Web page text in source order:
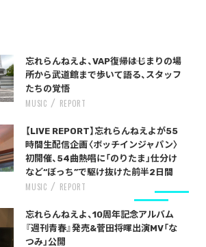
忘れらんねえよ、VAP復帰――はじまりの場
所から武道館まで歩いて語る、スタッフ
たちの覚悟
MUSIC REPORT
【LIVE REPORT】忘れらんねえよが55
時間生配信企画〈ボッチインジャパン〉
初開催、54曲熱唱に「のりたま」仕分け
など“ぼっち”で駆け抜けた前半2日間
MUSIC REPORT
忘れらんねえよ、10周年記念アルバム
『週刊青春』発売&菅田将暉出演MV「な
つみ」公開